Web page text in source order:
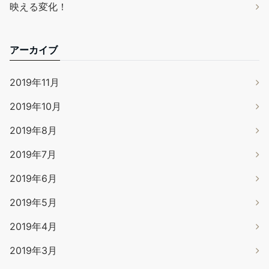
映える変化！
アーカイブ
2019年11月
2019年10月
2019年8月
2019年7月
2019年6月
2019年5月
2019年4月
2019年3月